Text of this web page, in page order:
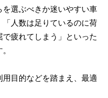
選ぶべきか迷いやすい車
人数は足りているのに荷
疲れてしまう」といった
目的などを踏まえ、最適